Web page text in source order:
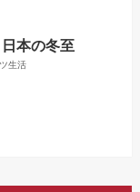
本の冬至
生活